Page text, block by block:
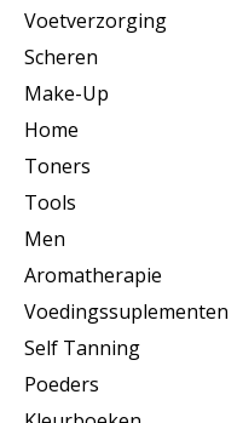
Voetverzorging
Scheren
Make-Up
Home
Toners
Tools
Men
Aromatherapie
Voedingssuplementen
Self Tanning
Poeders